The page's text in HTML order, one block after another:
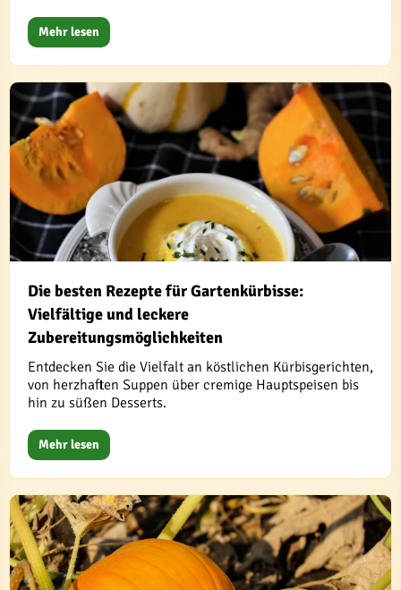
Mehr lesen
Die besten Rezepte für Gartenkürbisse:
Vielfältige und leckere
Zubereitungsmöglichkeiten
Entdecken Sie die Vielfalt an köstlichen Kürbisgerichten,
von herzhaften Suppen über cremige Hauptspeisen bis
hin zu süßen Desserts.
Mehr lesen